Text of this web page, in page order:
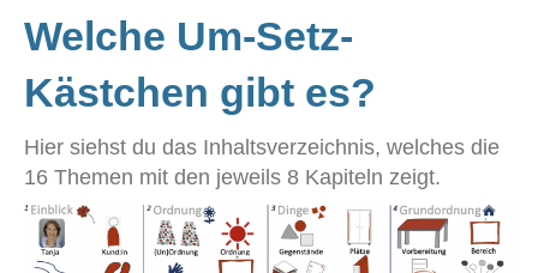
Welche Um-Setz-
Kästchen gibt es?
Hier siehst du das Inhaltsverzeichnis, welches die
16 Themen mit den jeweils 8 Kapiteln zeigt.